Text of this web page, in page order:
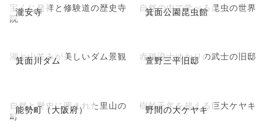
瀧安寺
宝くじ発祥と修験道の歴史寺
院
箕面公園昆虫館
自然の中で学べる昆虫の世界
箕面川ダム
湖と山並みが美しいダム景観 萱野三平旧邸
赤穂浪士ゆかりの武士の旧邸
能勢町（大阪府）
自然と歴史に囲まれた里山の
町
野間の大ケヤキ
樹齢千年を超える巨大ケヤキ